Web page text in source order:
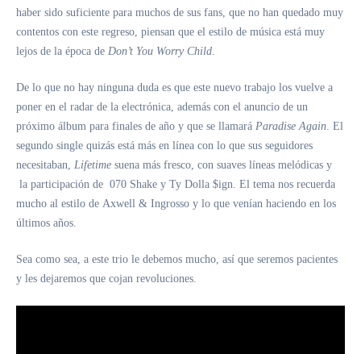
haber sido suficiente para muchos de sus fans, que no han quedado muy
contentos con este regreso, piensan que el estilo de música está muy
lejos de la época de Don’t You Worry Child.
De lo que no hay ninguna duda es que este nuevo trabajo los vuelve a
poner en el radar de la electrónica, además con el anuncio de un
próximo álbum para finales de año y que se llamará Paradise Again. El
segundo single quizás está más en línea con lo que sus seguidores
necesitaban, Lifetime suena más fresco, con suaves líneas melódicas y
la participación de 070 Shake y Ty Dolla $ign. El tema nos recuerda
mucho al estilo de Axwell & Ingrosso y lo que venían haciendo en los
últimos años.
Sea como sea, a este trio le debemos mucho, así que seremos pacientes
y les dejaremos que cojan revoluciones.